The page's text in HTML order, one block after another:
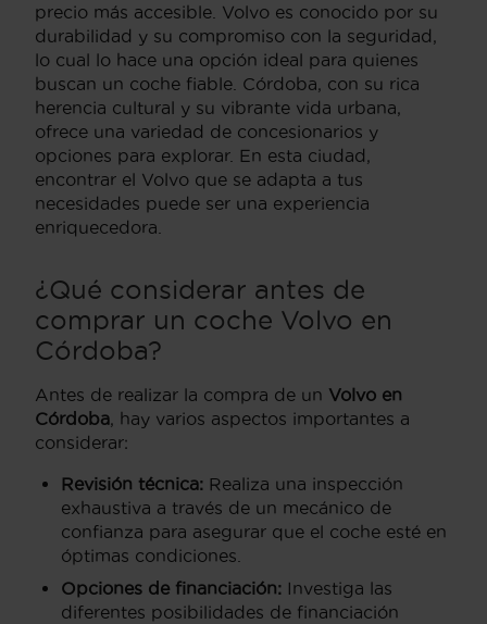
precio más accesible. Volvo es conocido por su
durabilidad y su compromiso con la seguridad,
lo cual lo hace una opción ideal para quienes
buscan un coche fiable. Córdoba, con su rica
herencia cultural y su vibrante vida urbana,
ofrece una variedad de concesionarios y
opciones para explorar. En esta ciudad,
encontrar el Volvo que se adapta a tus
necesidades puede ser una experiencia
enriquecedora.
¿Qué considerar antes de
comprar un coche Volvo en
Córdoba?
Antes de realizar la compra de un Volvo en
Córdoba, hay varios aspectos importantes a
considerar:
Revisión técnica: Realiza una inspección
exhaustiva a través de un mecánico de
confianza para asegurar que el coche esté en
óptimas condiciones.
Opciones de financiación: Investiga las
diferentes posibilidades de financiación